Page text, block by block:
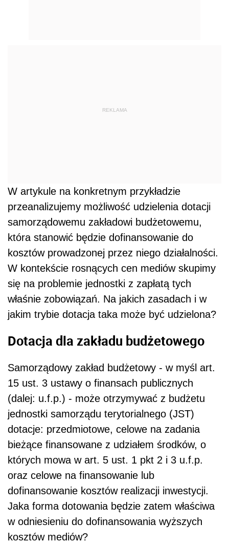
REKLAMA
W artykule na konkretnym przykładzie
przeanalizujemy możliwość udzielenia dotacji
samorządowemu zakładowi budżetowemu,
która stanowić będzie dofinansowanie do
kosztów prowadzonej przez niego działalności.
W kontekście rosnących cen mediów skupimy
się na problemie jednostki z zapłatą tych
właśnie zobowiązań. Na jakich zasadach i w
jakim trybie dotacja taka może być udzielona?
Dotacja dla zakładu budżetowego
Samorządowy zakład budżetowy - w myśl art.
15 ust. 3 ustawy o finansach publicznych
(dalej: u.f.p.) - może otrzymywać z budżetu
jednostki samorządu terytorialnego (JST)
dotacje: przedmiotowe, celowe na zadania
bieżące finansowane z udziałem środków, o
których mowa w art. 5 ust. 1 pkt 2 i 3 u.f.p.
oraz celowe na finansowanie lub
dofinansowanie kosztów realizacji inwestycji.
Jaka forma dotowania będzie zatem właściwa
w odniesieniu do dofinansowania wyższych
kosztów mediów?